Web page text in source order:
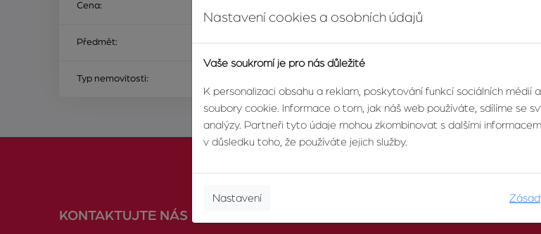
Cena:
Předmět: ke koupi
Typ nemovitosti:
KONTAKTUJTE NÁS
Nastavení cookies a osobních údajů
Vaše soukromí je pro nás důležité
K personalizaci obsahu a reklam, poskytování funkcí sociálních médií
soubory cookie. Informace o tom, jak náš web používáte, sdílíme se
analýzy. Partneři tyto údaje mohou zkombinovat s dalšími
v důsledku toho, že používáte jejich služby.
Nastavení